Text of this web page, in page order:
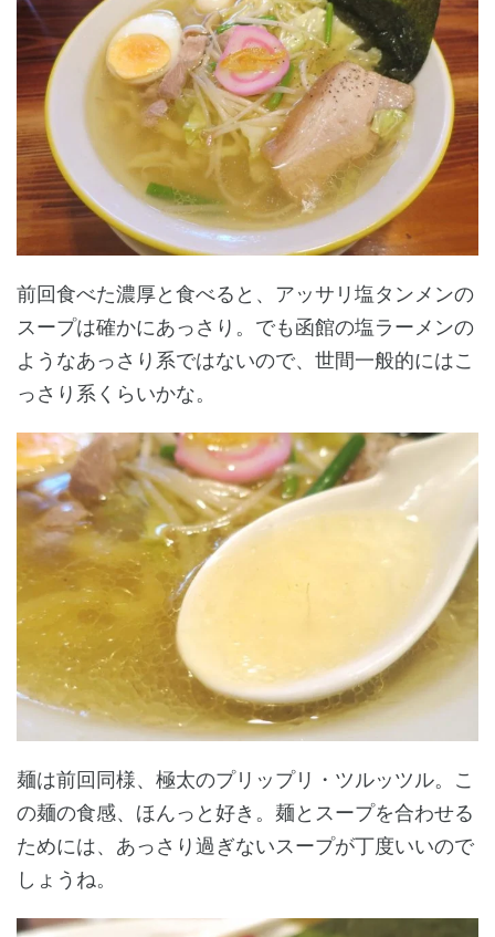
前回食べた濃厚と食べると、アッサリ塩タンメンの
スープは確かにあっさり。でも函館の塩ラーメンの
ようなあっさり系ではないので、世間一般的にはこ
っさり系くらいかな。
麺は前回同様、極太のプリップリ・ツルッツル。こ
の麺の食感、ほんっと好き。麺とスープを合わせる
ためには、あっさり過ぎないスープが丁度いいので
しょうね。